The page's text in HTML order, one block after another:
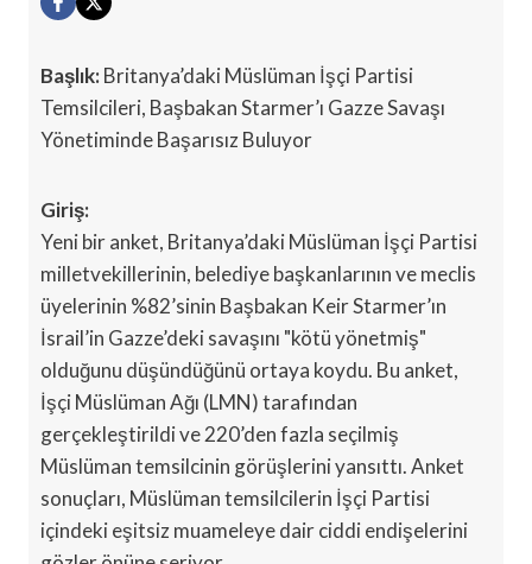
Başlık:Britanya’daki Müslüman İşçi Partisi
Temsilcileri, Başbakan Starmer’ı Gazze Savaşı
Yönetiminde Başarısız Buluyor
Giriş:
Yeni bir anket, Britanya’daki Müslüman İşçi Partisi
milletvekillerinin, belediye başkanlarının ve meclis
üyelerinin %82’sinin Başbakan Keir Starmer’ın
İsrail’in Gazze’deki savaşını "kötü yönetmiş"
olduğunu düşündüğünü ortaya koydu. Bu anket,
İşçi Müslüman Ağı (LMN) tarafından
gerçekleştirildi ve 220’den fazla seçilmiş
Müslüman temsilcinin görüşlerini yansıttı. Anket
sonuçları, Müslüman temsilcilerin İşçi Partisi
içindeki eşitsiz muameleye dair ciddi endişelerini